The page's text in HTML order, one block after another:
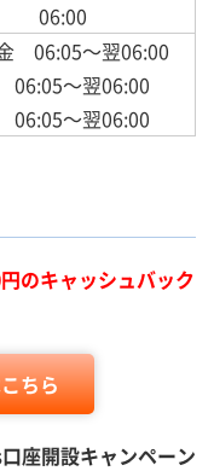
06:00
06:05～翌06:00
～翌06:00
～翌06:00
のキャッシュバック
ちら
座開設キャンペーン